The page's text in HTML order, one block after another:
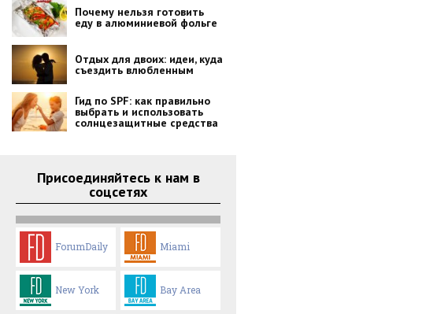
Почему нельзя готовить
еду в алюминиевой фольге
Отдых для двоих: идеи, куда
съездить влюбленным
Гид по SPF: как правильно
выбрать и использовать
солнцезащитные средства
Присоединяйтесь к нам в
соцсетях
ForumDaily Miami
New York Bay Area